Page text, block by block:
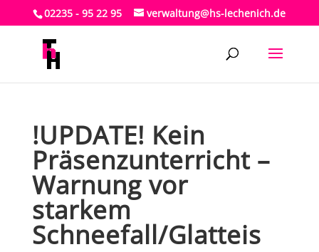
02235 - 95 22 95 verwaltung@hs-lechenich.de
!UPDATE! Kein
Präsenzunterricht –
Warnung vor
starkem
Schneefall/Glatteis